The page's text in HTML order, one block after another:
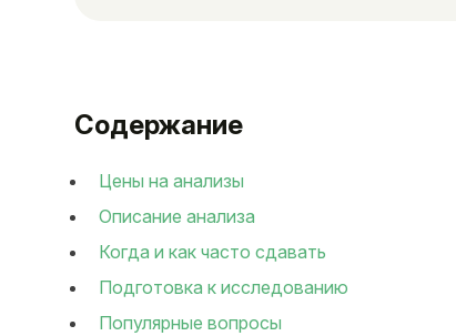
Содержание
Цены на анализы
Описание анализа
Когда и как часто сдавать
Подготовка к исследованию
Популярные вопросы